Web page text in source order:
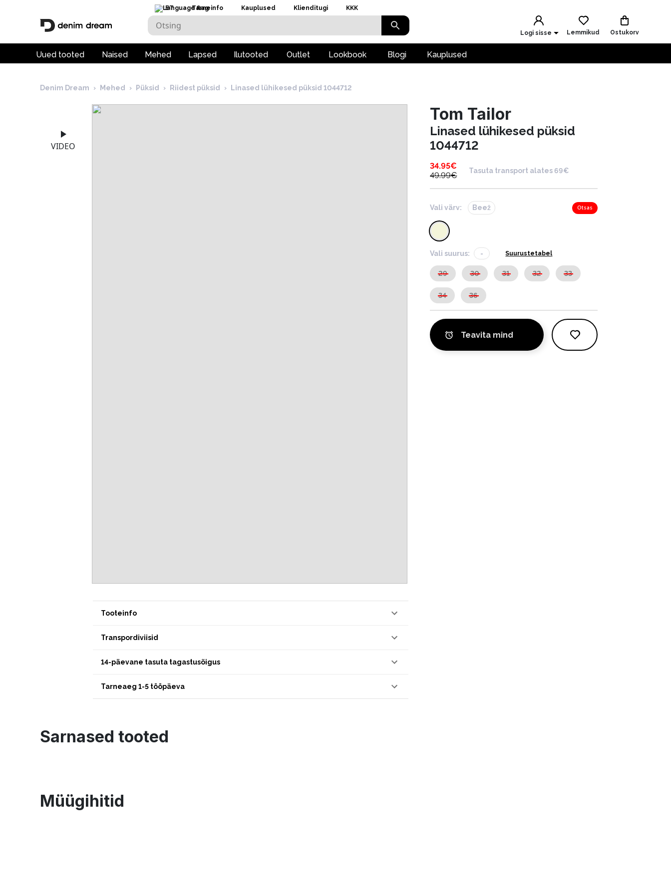
ET Tarneinfo Kauplused Klienditugi KKK
Logi sisse Lemmikud Ostukorv
Uued tooted Naised Mehed Lapsed Ilutooted Outlet Lookbook Blogi Kauplused
Denim Dream › Mehed › Püksid › Riidest püksid › Linased lühikesed püksid 1044712
VIDEO
Tooteinfo
Transpordiviisid
14-päevane tasuta tagastusõigus
Tarneaeg 1-5 tööpäeva
Tom Tailor
Linased lühikesed püksid
1044712
34.95€
49.99€
Tasuta transport alates 69€
Vali värv: Beež Otsas
Vali suurus: - Suurustetabel
29 30 31 32 33
34 36
Teavita mind
Sarnased tooted
Müügihitid